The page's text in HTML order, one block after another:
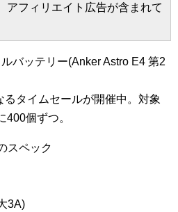
フィリエイト広告が含まれて
バッテリー(Anker Astro E4 第2
タイムセールが開催中。対象
400個ずつ。
スペック
3A)